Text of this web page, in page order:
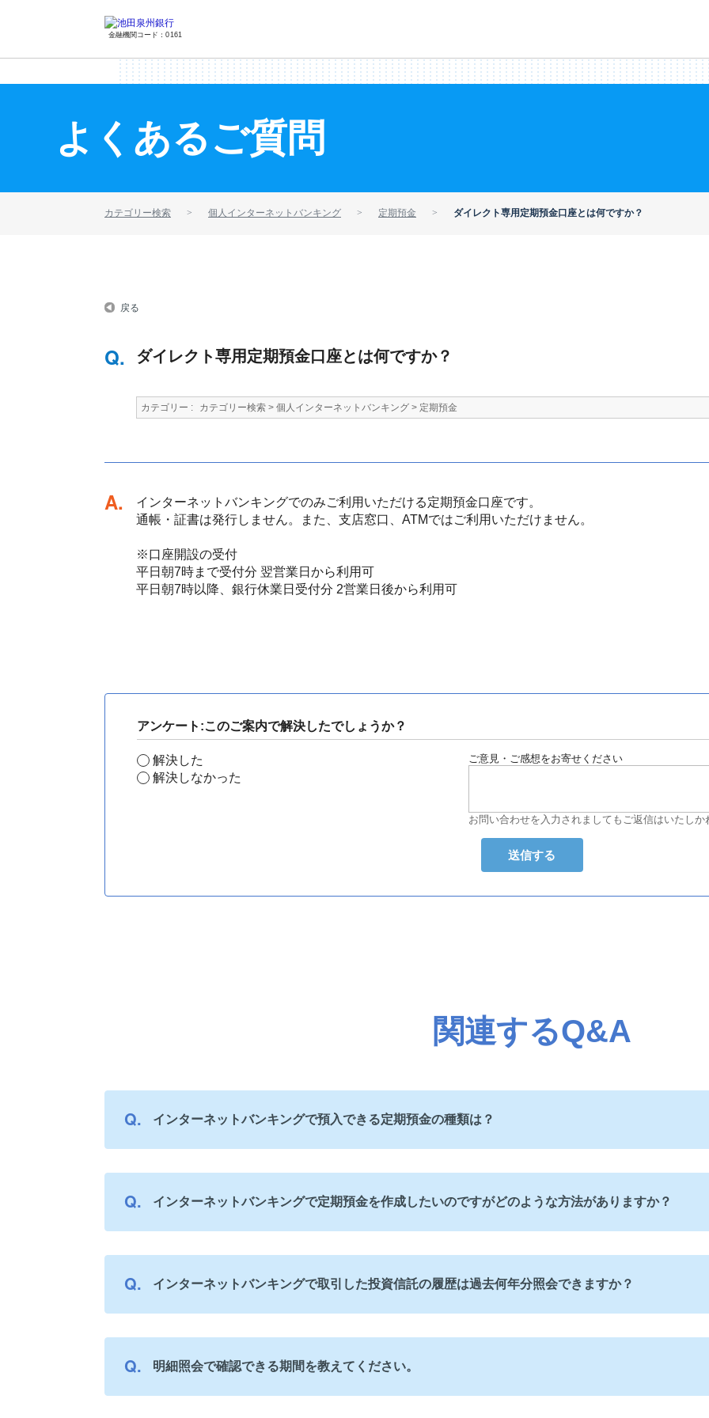
金融機関コード：0161
よくあるご質問
カテゴリー検索 個人インターネットバンキング 定期預金 ダイレクト専用定期預金口座とは何ですか？
戻る
ダイレクト専用定期預金口座とは何ですか？
カテゴリー : カテゴリー検索 > 個人インターネットバンキング > 定期預金
回答
インターネットバンキングでのみご利用いただける定期預金口座です。
通帳・証書は発行しません。また、支店窓口、ATMではご利用いただけません。
※口座開設の受付
平日朝7時まで受付分 翌営業日から利用可
平日朝7時以降、銀行休業日受付分 2営業日後から利用可
アンケート:このご案内で解決したでしょうか？
解決した
解決しなかった
ご意見・ご感想をお寄せください
お問い合わせを入力されましてもご返信はいたしか
関連するQ&A
インターネットバンキングで預入できる定期預金の種類は？
インターネットバンキングで定期預金を作成したいのですがどのような方法がありますか？
インターネットバンキングで取引した投資信託の履歴は過去何年分照会できますか？
明細照会で確認できる期間を教えてください。